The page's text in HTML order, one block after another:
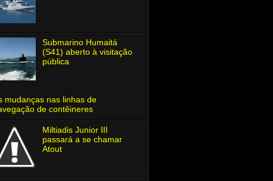
Submarino Humaitá
(S41) aberto à visitação
pública
mudanças nas linhas de
de contêineres
Miltiadis Junior Ⅲ
passará a se chamar
Atout